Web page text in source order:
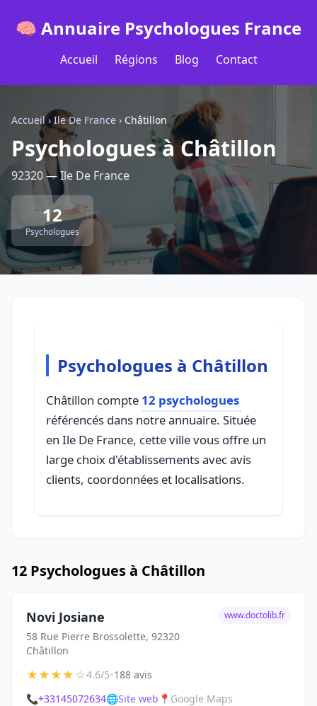
🧠 Annuaire Psychologues France
Accueil Régions Blog Contact
Accueil› Ile De France › Châtillon
Psychologues à Châtillon
92320 — Ile De France
12
Psychologues
Psychologues à Châtillon
Châtillon compte 12 psychologues
référencés dans notre annuaire. Située
en Ile De France, cette ville vous offre un
large choix d'établissements avec avis
clients, coordonnées et localisations.
12 Psychologues à Châtillon
Novi Josiane
58 Rue Pierre Brossolette, 92320
Châtillon
www.doctolib.fr
★★★★☆4.6/5•188 avis
📞+33145072634🌐Site web 📍 Google Maps